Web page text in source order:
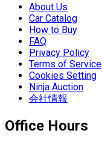
About Us
Car Catalog
How to Buy
FAQ
Privacy Policy
Terms of Service
Cookies Setting
Ninja Auction
会社情報
Office Hours